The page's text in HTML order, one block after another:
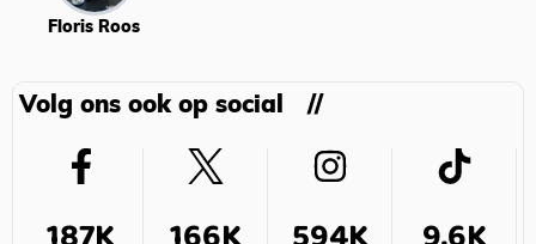
Floris Roos
Volg ons ook op social